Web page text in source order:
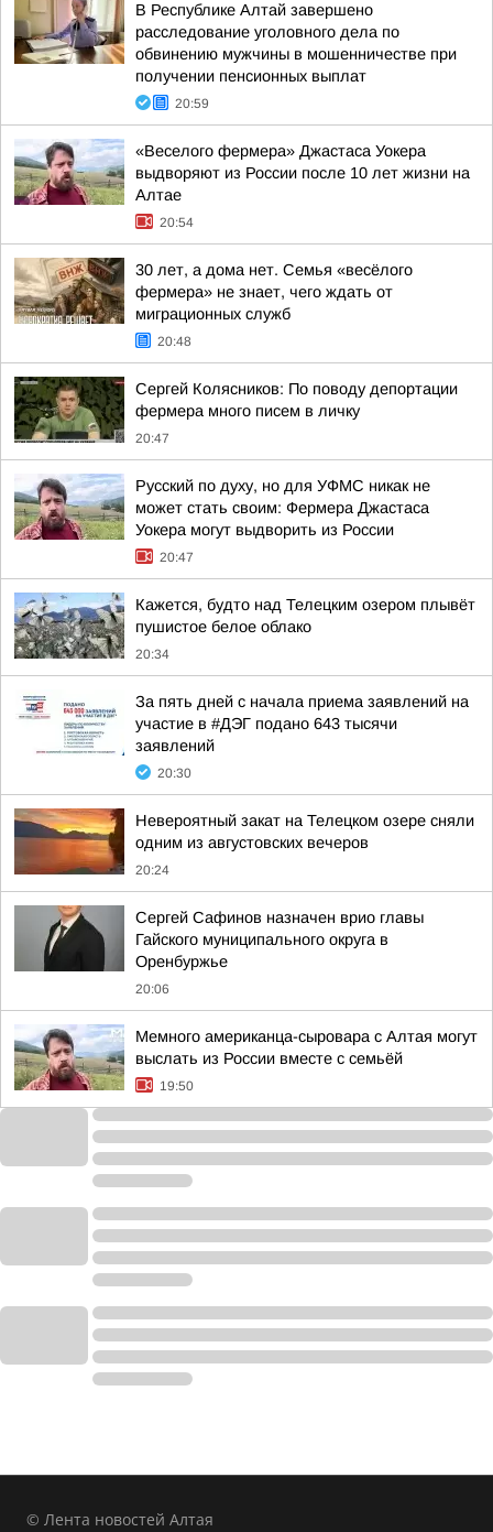
В Республике Алтай завершено
расследование уголовного дела по
обвинению мужчины в мошенничестве при
получении пенсионных выплат
20:59
«Веселого фермера» Джастаса Уокера
выдворяют из России после 10 лет жизни на
Алтае
20:54
30 лет, а дома нет. Семья «весёлого
фермера» не знает, чего ждать от
миграционных служб
20:48
Сергей Колясников: По поводу депортации
фермера много писем в личку
20:47
Русский по духу, но для УФМС никак не
может стать своим: Фермера Джастаса
Уокера могут выдворить из России
20:47
Кажется, будто над Телецким озером плывёт
пушистое белое облако
20:34
За пять дней с начала приема заявлений на
участие в #ДЭГ подано 643 тысячи
заявлений
20:30
Невероятный закат на Телецком озере сняли
одним из августовских вечеров
20:24
Сергей Сафинов назначен врио главы
Гайского муниципального округа в
Оренбуржье
20:06
Мемного американца-сыровара с Алтая могут
выслать из России вместе с семьёй
19:50
© Лента новостей Алтая